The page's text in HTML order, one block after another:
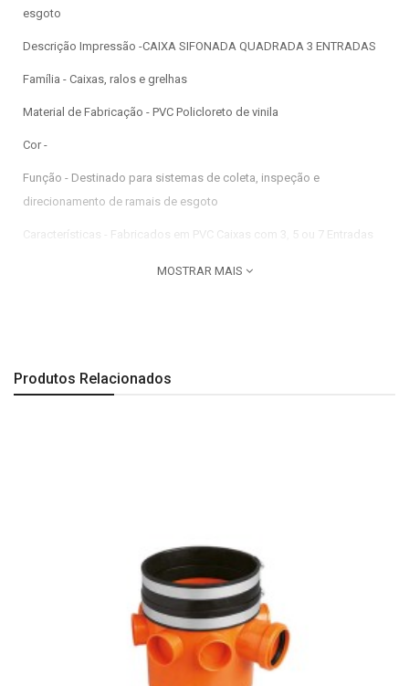
esgoto
Descrição Impressão -CAIXA SIFONADA QUADRADA 3 ENTRADAS
Família - Caixas, ralos e grelhas
Material de Fabricação - PVC Policloreto de vinila
Cor -
Função - Destinado para sistemas de coleta, inspeção e
direcionamento de ramais de esgoto
Características - Fabricados em PVC Caixas com 3, 5 ou 7 Entradas
MOSTRAR MAIS
Produtos Relacionados